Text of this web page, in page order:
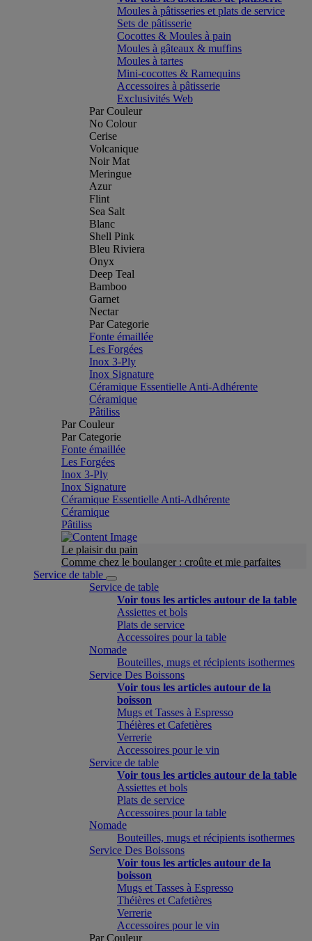
Moules à pâtisseries et plats de service
Sets de pâtisserie
Cocottes & Moules à pain
Moules à gâteaux & muffins
Moules à tartes
Mini-cocottes & Ramequins
Accessoires à pâtisserie
Exclusivités Web
Par Couleur
No Colour
Cerise
Volcanique
Noir Mat
Meringue
Azur
Flint
Sea Salt
Blanc
Shell Pink
Bleu Riviera
Onyx
Deep Teal
Bamboo
Garnet
Nectar
Par Categorie
Fonte émaillée
Les Forgées
Inox 3-Ply
Inox Signature
Céramique Essentielle Anti-Adhérente
Céramique
Pâtiliss
Par Couleur
Par Categorie
Fonte émaillée
Les Forgées
Inox 3-Ply
Inox Signature
Céramique Essentielle Anti-Adhérente
Céramique
Pâtiliss
Le plaisir du pain
Comme chez le boulanger : croûte et mie parfaites
Service de table
Service de table
Voir tous les articles autour de la table
Assiettes et bols
Plats de service
Accessoires pour la table
Nomade
Bouteilles, mugs et récipients isothermes
Service Des Boissons
Voir tous les articles autour de la
boisson
Mugs et Tasses à Espresso
Théières et Cafetières
Verrerie
Accessoires pour le vin
Service de table
Voir tous les articles autour de la table
Assiettes et bols
Plats de service
Accessoires pour la table
Nomade
Bouteilles, mugs et récipients isothermes
Service Des Boissons
Voir tous les articles autour de la
boisson
Mugs et Tasses à Espresso
Théières et Cafetières
Verrerie
Accessoires pour le vin
Par Couleur